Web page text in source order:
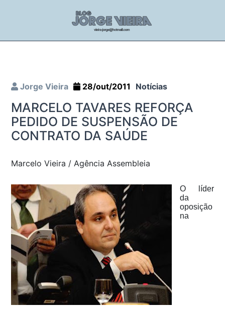
Jorge Vieira 28/out/2011 Notícias
MARCELO TAVARES REFORÇA
PEDIDO DE SUSPENSÃO DE
CONTRATO DA SAÚDE
Marcelo Vieira / Agência Assembleia
O líder
da
oposição
na